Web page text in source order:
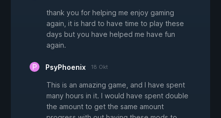
thank you for helping me enjoy gaming
again, it is hard to have time to play these
days but you have helped me have fun
again.
PsyPhoenix 18 Okt
This is an amazing game, and I have spent
many hours in it. I would have spent double
the amount to get the same amount